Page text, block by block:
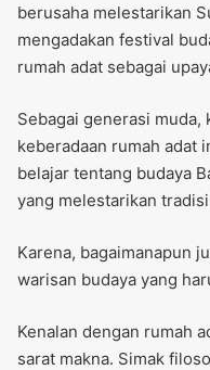
berusaha melestarikan
mengadakan festival
rumah adat sebagai
Sebagai generasi muda,
keberadaan rumah adat
belajar tentang budaya
yang melestarikan
Karena, bagaimanapun
warisan budaya yang
Kenalan dengan rumah
sarat makna. Simak